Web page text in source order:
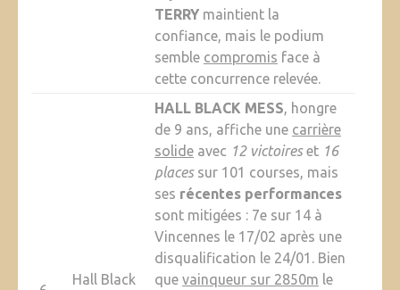
TERRYmaintient la
confiance, mais le podium
semble compromis face à
cette concurrence relevée.
Hall Black
HALL BLACK MESS, hongre
de 9 ans, affiche une carrière
solideavec 12 victoireset 16
placessur 101 courses, mais
ses récentes performances
sont mitigées : 7e sur 14 à
Vincennes le 17/02 après une
disqualification le 24/01. Bien
que vainqueur sur 2850m le